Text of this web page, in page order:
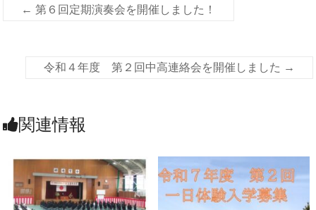
← 第６回定期演奏会を開催しました！
令和４年度 第２回中高連絡会を開催しました →
関連情報